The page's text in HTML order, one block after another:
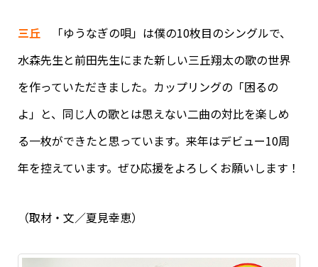
三丘「ゆうなぎの唄」は僕の10枚目のシングルで、
水森先生と前田先生にまた新しい三丘翔太の歌の世界
を作っていただきました。カップリングの「困るの
よ」と、同じ人の歌とは思えない二曲の対比を楽しめ
る一枚ができたと思っています。来年はデビュー10周
年を控えています。ぜひ応援をよろしくお願いします！
（取材・文／夏見幸恵）